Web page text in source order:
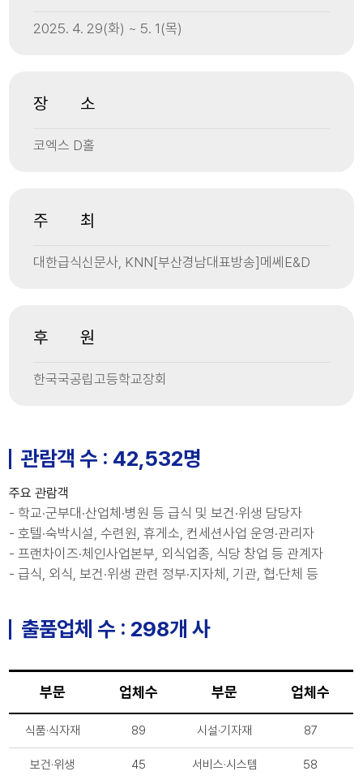
2025. 4. 29(화) ~ 5. 1(목)
장 소
코엑스 D홀
주 최
대한급식신문사, KNN[부산경남대표방송]메쎄E&D
후 원
한국국공립고등학교장회
관람객 수 : 42,532명
주요 관람객
- 학교·군부대·산업체·병원 등 급식 및 보건·위생 담당자
- 호텔·숙박시설, 수련원, 휴게소, 컨세션사업 운영·관리자
- 프랜차이즈·체인사업본부, 외식업종, 식당 창업 등 관계자
- 급식, 외식, 보건·위생 관련 정부·지자체, 기관, 협·단체 등
출품업체 수 : 298개 사
부문 업체수 부문 업체수
식품·식자재 89 시설·기자재 87
보건·위생 45 서비스·시스템 58